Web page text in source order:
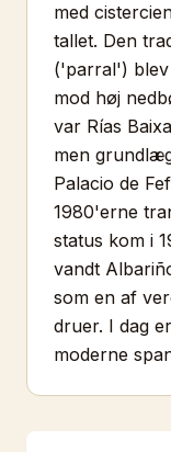
med
tallet. Den
('parral')
mod høj
var Rías
men
Palacio de
1980'erne
status kom i
vandt
som en af
druer. I dag
moderne